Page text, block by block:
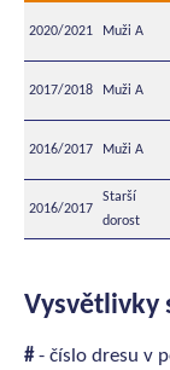
2020/2021 Muži A
2017/2018 Muži A
2016/2017 Muži A
2016/2017
Starší
dorost
Vysvětlivky
#- číslo dresu v